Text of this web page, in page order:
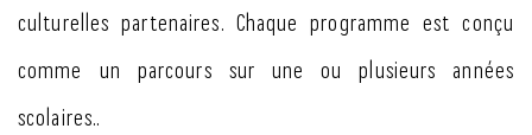
culturelles partenaires. Chaque programme est conçu
comme un parcours sur une ou plusieurs années
scolaires..